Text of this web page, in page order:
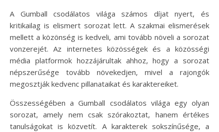
A Gumball csodálatos világa számos díjat nyert, és
kritikailag is elismert sorozat lett. A szakmai elismerések
mellett a közönség is kedveli, ami tovább növeli a sorozat
vonzerejét. Az internetes közösségek és a közösségi
média platformok hozzájárultak ahhoz, hogy a sorozat
népszerűsége tovább növekedjen, mivel a rajongók
megosztják kedvenc pillanataikat és karaktereiket.
Összességében a Gumball csodálatos világa egy olyan
sorozat, amely nem csak szórakoztat, hanem értékes
tanulságokat is közvetít. A karakterek sokszínűsége, a